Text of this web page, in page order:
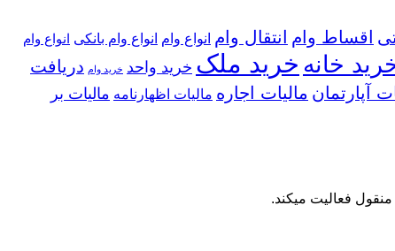
اقساط وام انتقال وام انواع وام انواع وام بانکی انواع وام
خانه خرید ملک خرید واحد خرید وام دریافت
آپارتمان مالیات اجاره مالیات اظهارنامه مالیات بر
فعالیت میکند.